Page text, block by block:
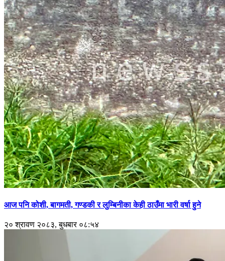
आज पनि कोशी, बागमती, गण्डकी र लुम्बिनीका केही ठाउँमा भारी वर्षा हुने
२० श्रावण २०८३, बुधबार ०८:५४